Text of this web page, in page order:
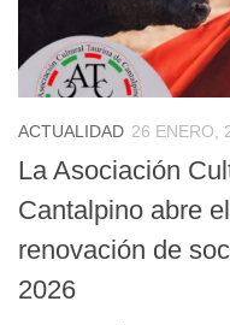
ACTUALIDAD 26 ENERO,
La Asociación
Cantalpino abre
renovación de
2026